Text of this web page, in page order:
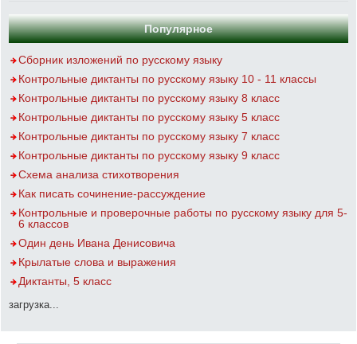
Популярное
Сборник изложений по русскому языку
Контрольные диктанты по русскому языку 10 - 11 классы
Контрольные диктанты по русскому языку 8 класс
Контрольные диктанты по русскому языку 5 класс
Контрольные диктанты по русскому языку 7 класс
Контрольные диктанты по русскому языку 9 класс
Схема анализа стихотворения
Как писать сочинение-рассуждение
Контрольные и проверочные работы по русскому языку для 5-
6 классов
Один день Ивана Денисовича
Крылатые слова и выражения
Диктанты, 5 класс
загрузка...